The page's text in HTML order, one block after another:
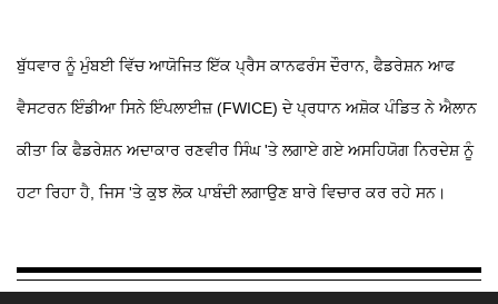
ਬੁੱਧਵਾਰ ਨੂੰ ਮੁੰਬਈ ਵਿੱਚ ਆਯੋਜਿਤ ਇੱਕ ਪ੍ਰੈਸ ਕਾਨਫਰੰਸ ਦੌਰਾਨ, ਫੈਡਰੇਸ਼ਨ ਆਫ
ਵੈਸਟਰਨ ਇੰਡੀਆ ਸਿਨੇ ਇੰਪਲਾਈਜ਼ (FWICE) ਦੇ ਪ੍ਰਧਾਨ ਅਸ਼ੋਕ ਪੰਡਿਤ ਨੇ ਐਲਾਨ
ਕੀਤਾ ਕਿ ਫੈਡਰੇਸ਼ਨ ਅਦਾਕਾਰ ਰਣਵੀਰ ਸਿੰਘ 'ਤੇ ਲਗਾਏ ਗਏ ਅਸਹਿਯੋਗ ਨਿਰਦੇਸ਼ ਨੂੰ
ਹਟਾ ਰਿਹਾ ਹੈ, ਜਿਸ 'ਤੇ ਕੁਝ ਲੋਕ ਪਾਬੰਦੀ ਲਗਾਉਣ ਬਾਰੇ ਵਿਚਾਰ ਕਰ ਰਹੇ ਸਨ।